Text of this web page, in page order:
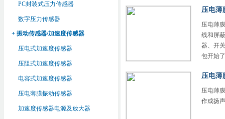
PC封装式压力传感器
数字压力传感器
+ 振动传感器/加速度传感器
压电式加速度传感器
压阻式加速度传感器
电容式加速度传感器
压电薄膜振动传感器
加速度传感器电源及放大器
压电薄
压电薄
线和屏
器、开
包开始
压电薄
压电薄
作成扬